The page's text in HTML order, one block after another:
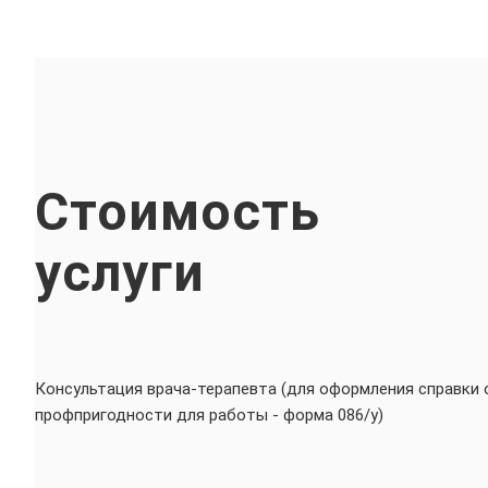
Стоимость
услуги
Консультация врача-терапевта (для оформления справки
профпригодности для работы - форма 086/у)